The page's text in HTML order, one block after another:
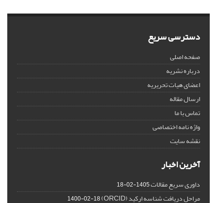
دسترسی سریع
صفحه اصلی
درباره نشریه
اعضای هیات تحریریه
ارسال مقاله
تماس با ما
واژه نامه اختصاصی
نقشه سایت
آخرین اخبار
داوری سریع مقالات1405-02-18
مراحل دریافت شناسه ارکید (ORCID) 1400-02-18